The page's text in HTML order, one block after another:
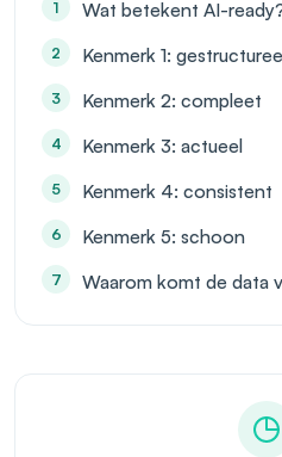
Wat betekent AI-
Kenmerk 1:
Kenmerk 2: compleet
Kenmerk 3: actueel
Kenmerk 4: consistent
Kenmerk 5: schoon
Waarom komt de data